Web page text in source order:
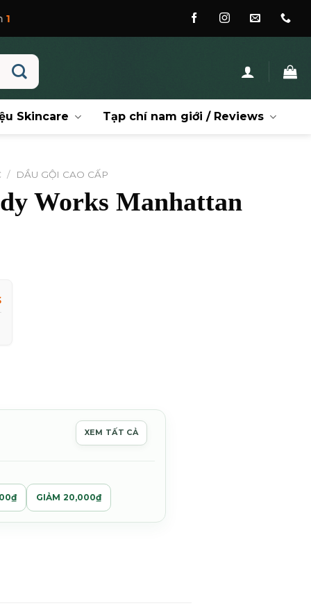
Skincare Tạp chí nam giới / Reviews
/ DẦU GỘI CAO CẤP
Works Manhattan
XEM TẤT CẢ
GIẢM 20,000₫